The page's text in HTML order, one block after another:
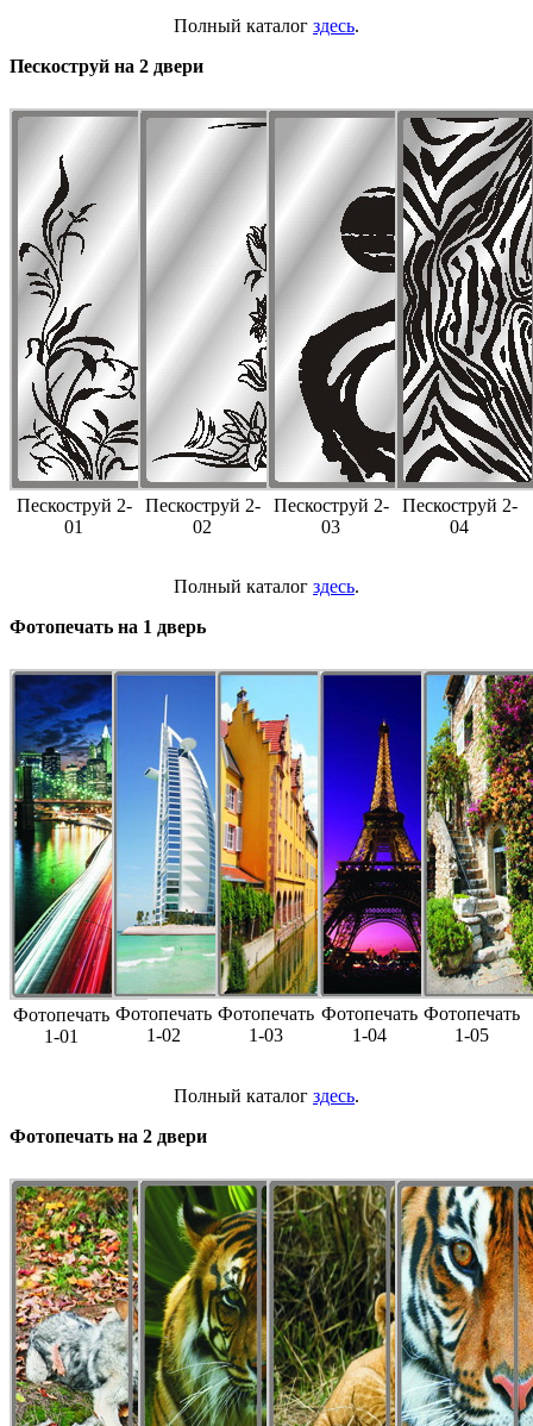
Полный каталог здесь.
Пескоструй на 2 двери
Пескоструй 2-
01
Пескоструй 2-
02
Пескоструй 2-
03
Пескоструй 2-
04
Полный каталог здесь.
Фотопечать на 1 дверь
Фотопечать
1-01
Фотопечать
1-02
Фотопечать
1-03
Фотопечать
1-04
Фотопечать
1-05
Полный каталог здесь.
Фотопечать на 2 двери